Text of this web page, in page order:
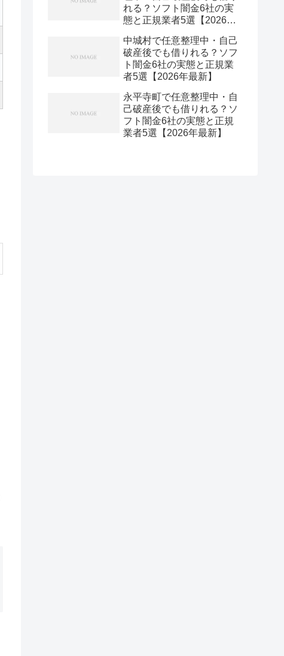
れる？ソフト闇金6社の実
態と正規業者5選【2026年
中城村で任意整理中・自己
破産後でも借りれる？ソフ
ト闇金6社の実態と正規業
者5選【2026年最新】
永平寺町で任意整理中・自
己破産後でも借りれる？ソ
フト闇金6社の実態と正規
業者5選【2026年最新】